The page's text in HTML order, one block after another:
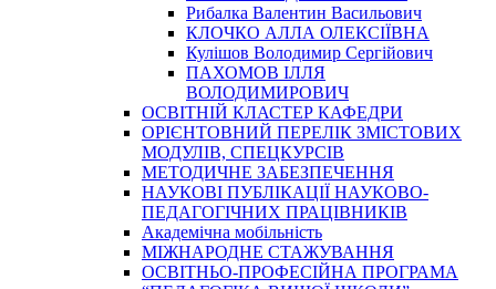
Рибалка Валентин Васильович
КЛОЧКО АЛЛА ОЛЕКСІЇВНА
Кулішов Володимир Сергійович
ПАХОМОВ ІЛЛЯ
ВОЛОДИМИРОВИЧ
ОСВІТНІЙ КЛАСТЕР КАФЕДРИ
ОРІЄНТОВНИЙ ПЕРЕЛІК ЗМІСТОВИХ
МОДУЛІВ, СПЕЦКУРСІВ
МЕТОДИЧНЕ ЗАБЕЗПЕЧЕННЯ
НАУКОВІ ПУБЛІКАЦІЇ НАУКОВО-
ПЕДАГОГІЧНИХ ПРАЦІВНИКІВ
Академічна мобільність
МІЖНАРОДНЕ СТАЖУВАННЯ
ОСВІТНЬО-ПРОФЕСІЙНА ПРОГРАМА